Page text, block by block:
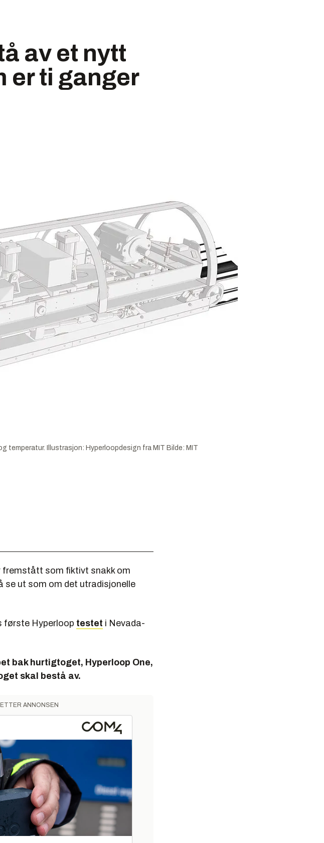
av et nytt
er ti ganger
temperatur. Illustrasjon: Hyperloopdesign fra MIT Bilde: MIT
fremstått som fiktivt snakk om
se ut som om det utradisjonelle
første Hyperloop testet i Nevada-
bak hurtigtoget, Hyperloop One,
skal bestå av.
ANNONSEN